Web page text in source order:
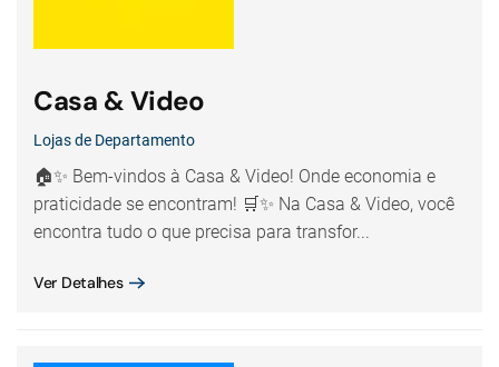
Casa & Video
Lojas de Departamento
🏠✨ Bem-vindos à Casa & Video! Onde economia e
praticidade se encontram! 🛒✨ Na Casa & Video, você
encontra tudo o que precisa para transfor...
Ver Detalhes